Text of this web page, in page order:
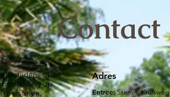
Contact
tijdens open
op
personen.
Adres
Entree:Stenen Kruisweg